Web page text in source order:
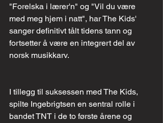
"Forelska i lærer'n" og "Vil du være
med meg hjem i natt", har The Kids'
sanger definitivt tålt tidens tann og
fortsetter å være en integrert del av
norsk musikkarv.
I tillegg til suksessen med The Kids,
spilte Ingebrigtsen en sentral rolle i
bandet TNT i de to første årene og